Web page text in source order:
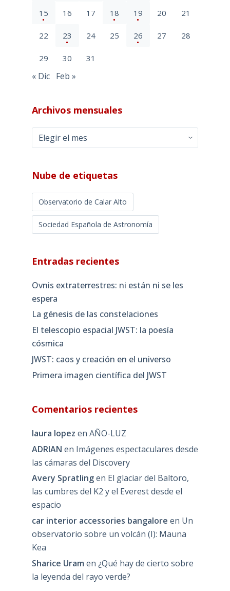
15 16 17 18 19 20 21
22 23 24 25 26 27 28
29 30 31
« Dic Feb »
Archivos mensuales
Archivos
mensuales
Nube de etiquetas
Observatorio de Calar Alto
Sociedad Española de Astronomía
Entradas recientes
Ovnis extraterrestres: ni están ni se les
espera
La génesis de las constelaciones
El telescopio espacial JWST: la poesía
cósmica
JWST: caos y creación en el universo
Primera imagen científica del JWST
Comentarios recientes
laura lopez en AÑO-LUZ
ADRIAN en Imágenes espectaculares desde
las cámaras del Discovery
Avery Spratlingen El glaciar del Baltoro,
las cumbres del K2 y el Everest desde el
espacio
car interior accessories bangalore en Un
observatorio sobre un volcán (I): Mauna
Kea
Sharice Uram en ¿Qué hay de cierto sobre
la leyenda del rayo verde?